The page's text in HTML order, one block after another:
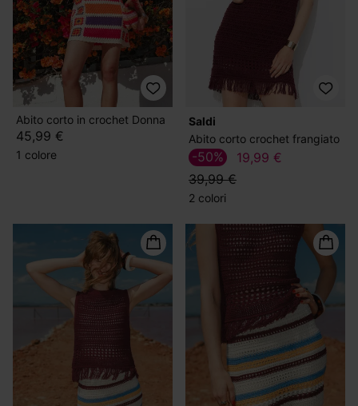
Abito corto in crochet Donna
45,99 €
1 colore
Saldi
Abito corto crochet frangiato
19,99 €
39,99 €
-50%
2 colori